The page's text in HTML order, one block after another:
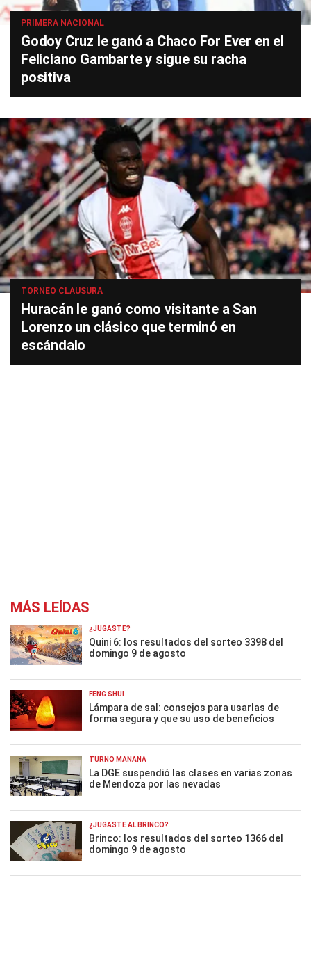
PRIMERA NACIONAL
Godoy Cruz le ganó a Chaco For Ever en el
Feliciano Gambarte y sigue su racha
positiva
TORNEO CLAUSURA
Huracán le ganó como visitante a San
Lorenzo un clásico que terminó en
escándalo
MÁS LEÍDAS
¿JUGASTE?
Quini 6: los resultados del sorteo 3398 del
domingo 9 de agosto
FENG SHUI
Lámpara de sal: consejos para usarlas de
forma segura y que su uso de beneficios
TURNO MAÑANA
La DGE suspendió las clases en varias zonas
de Mendoza por las nevadas
¿JUGASTE AL BRINCO?
Brinco: los resultados del sorteo 1366 del
domingo 9 de agosto